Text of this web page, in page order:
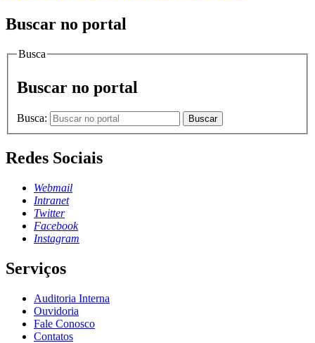
Buscar no portal
Busca
Buscar no portal
Busca: Buscar
Redes Sociais
Webmail
Intranet
Twitter
Facebook
Instagram
Serviços
Auditoria Interna
Ouvidoria
Fale Conosco
Contatos